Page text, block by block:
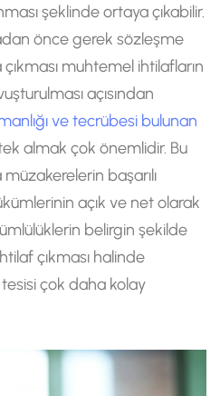
şeklinde ortaya çıkabilir.
önce gerek sözleşme
muhtemel ihtilafların
açısından
ve tecrübesi bulunan
almak çok önemlidir. Bu
başarılı
açık ve net olarak
belirgin şekilde
çıkması halinde
çok daha kolay